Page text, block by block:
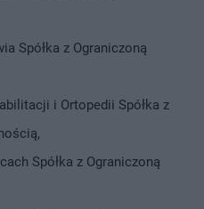
Spółka z Ograniczoną
i Ortopedii Spółka z
Spółka z Ograniczoną